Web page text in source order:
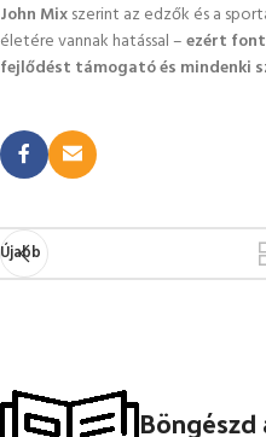
John Mixszerint az edzők és a
életére vannak hatással –ezért
fejlődést támogató és mindenki
Újabb